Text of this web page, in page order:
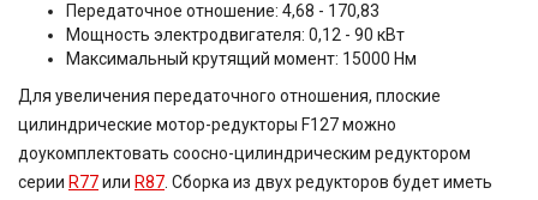
Передаточное отношение: 4,68 - 170,83
Мощность электродвигателя: 0,12 - 90 кВт
Максимальный крутящий момент: 15000 Нм
Для увеличения передаточного отношения, плоские
цилиндрические мотор-редукторы F127 можно
доукомплектовать соосно-цилиндрическим редуктором
серии R77или R87 . Сборка из двух редукторов будет иметь